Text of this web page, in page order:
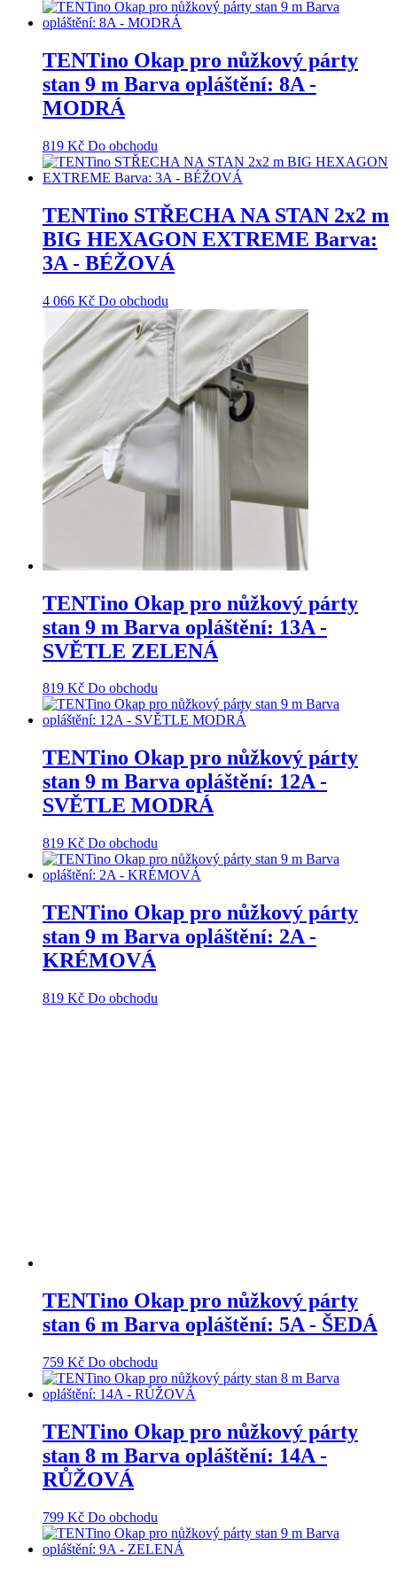
TENTino Okap pro nůžkový párty
stan 9 m Barva opláštění: 8A -
MODRÁ
819 Kč Do obchodu
TENTino STŘECHA NA STAN 2x2 m
BIG HEXAGON EXTREME Barva:
3A - BÉŽOVÁ
4 066 Kč Do obchodu
TENTino Okap pro nůžkový párty
stan 9 m Barva opláštění: 13A -
SVĚTLE ZELENÁ
819 Kč Do obchodu
TENTino Okap pro nůžkový párty
stan 9 m Barva opláštění: 12A -
SVĚTLE MODRÁ
819 Kč Do obchodu
TENTino Okap pro nůžkový párty
stan 9 m Barva opláštění: 2A -
KRÉMOVÁ
819 Kč Do obchodu
TENTino Okap pro nůžkový párty
stan 6 m Barva opláštění: 5A - ŠEDÁ
759 Kč Do obchodu
TENTino Okap pro nůžkový párty
stan 8 m Barva opláštění: 14A -
RŮŽOVÁ
799 Kč Do obchodu